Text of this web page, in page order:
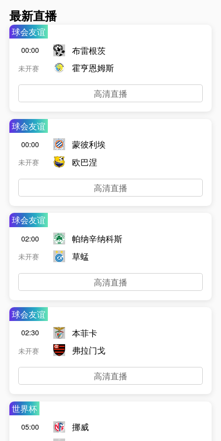
最新直播
球会友谊
00:00
未开赛
布雷根茨
霍亨恩姆斯
高清直播
球会友谊
00:00
未开赛
蒙彼利埃
欧巴涅
高清直播
球会友谊
02:00
未开赛
帕纳辛纳科斯
草蜢
高清直播
球会友谊
02:30
未开赛
本菲卡
弗拉门戈
高清直播
世界杯
05:00
挪威